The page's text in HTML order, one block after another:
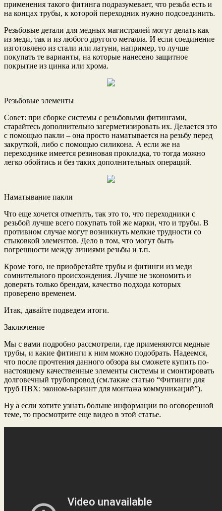
применения такого фитинга подразумевает, что резьба есть и
на концах трубы, к которой переходник нужно подсоединить.
Резьбовые детали для медных магистралей могут делать как
из меди, так и из любого другого металла. И если соединение
изготовлено из стали или латуни, например, то лучше
покупать те варианты, на которые нанесено защитное
покрытие из цинка или хрома.
Резьбовые элементы
Совет: при сборке системы с резьбовыми фитингами,
старайтесь дополнительно загерметизировать их. Делается это
с помощью пакли – она просто наматывается на резьбу перед
закруткой, либо с помощью силикона. А если же на
переходнике имеется резиновая прокладка, то тогда можно
легко обойтись и без таких дополнительных операций.
Наматывание пакли
Что еще хочется отметить, так это то, что переходники с
резьбой лучше всего покупать той же марки, что и трубы. В
противном случае могут возникнуть мелкие трудности со
стыковкой элементов. Дело в том, что могут быть
погрешности между линиями резьбы и т.п.
Кроме того, не приобретайте трубы и фитинги из меди
сомнительного происхождения. Лучше не экономить и
доверять только брендам, качество подхода которых
проверено временем.
Итак, давайте подведем итоги.
Заключение
Мы с вами подробно рассмотрели, где применяются медные
трубы, и какие фитинги к ним можно подобрать. Надеемся,
что после прочтения данного обзора вы сможете купить по-
настоящему качественные элементы системы и смонтировать
долговечный трубопровод (см.также статью “Фитинги для
труб ПВХ: эконом-вариант для монтажа коммуникаций”).
Ну а если хотите узнать больше информации по оговоренной
теме, то просмотрите еще видео в этой статье.